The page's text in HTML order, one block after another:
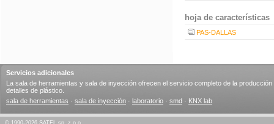
hoja de características
PAS-DALLAS
Servicios adicionales
La sala de herramientas y sala de inyección ofrecen el servicio completo de la producción
detalles de plástico.
sala de herramientas · sala de inyección · laboratorio · smd · KNX lab
© 1990-2026 SATEL sp. z o.o.